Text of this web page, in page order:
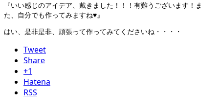
『いい感じのアイデア、戴きました！！！有難うございます！ま
た、自分でも作ってみますね♥』
はい、是非是非、頑張って作ってみてくださいね・・・・
Tweet
Share
+1
Hatena
RSS